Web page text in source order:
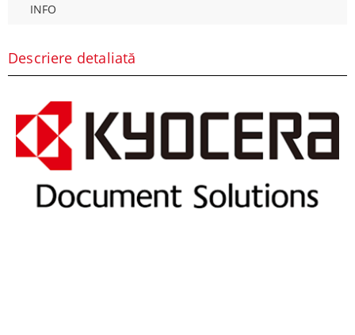
INFO
Descriere detaliată